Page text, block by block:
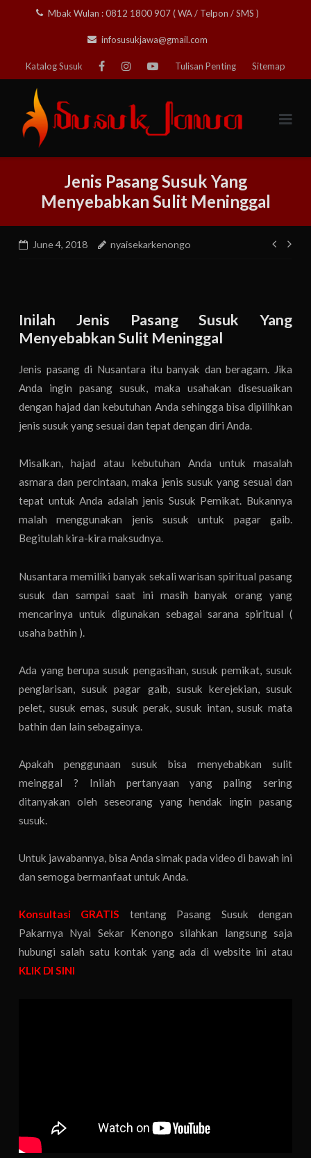
Mbak Wulan : 0812 1800 907 ( WA / Telpon / SMS )
infosusukjawa@gmail.com
Katalog Susuk Tulisan Penting Sitemap
Jenis Pasang Susuk Yang
Menyebabkan Sulit Meninggal
June 4, 2018 nyaisekarkenongo
Post
Inilah Jenis Pasang Susuk Yang
Menyebabkan Sulit Meninggal
Jenis pasang di Nusantara itu banyak dan beragam. Jika
Anda ingin pasang susuk, maka usahakan disesuaikan
dengan hajad dan kebutuhan Anda sehingga bisa dipilihkan
jenis susuk yang sesuai dan tepat dengan diri Anda.
Misalkan, hajad atau kebutuhan Anda untuk masalah
asmara dan percintaan, maka jenis susuk yang sesuai dan
tepat untuk Anda adalah jenis Susuk Pemikat. Bukannya
malah menggunakan jenis susuk untuk pagar gaib.
Begitulah kira-kira maksudnya.
Nusantara memiliki banyak sekali warisan spiritual pasang
susuk dan sampai saat ini masih banyak orang yang
mencarinya untuk digunakan sebagai sarana spiritual (
usaha bathin ).
Ada yang berupa susuk pengasihan, susuk pemikat, susuk
penglarisan, susuk pagar gaib, susuk kerejekian, susuk
pelet, susuk emas, susuk perak, susuk intan, susuk mata
bathin dan lain sebagainya.
Apakah penggunaan susuk bisa menyebabkan sulit
meinggal ? Inilah pertanyaan yang paling sering
ditanyakan oleh seseorang yang hendak ingin pasang
susuk.
Untuk jawabannya, bisa Anda simak pada video di bawah ini
dan semoga bermanfaat untuk Anda.
Konsultasi GRATIS tentang Pasang Susuk dengan
Pakarnya Nyai Sekar Kenongo silahkan langsung saja
hubungi salah satu kontak yang ada di website ini atau
KLIK DI SINI